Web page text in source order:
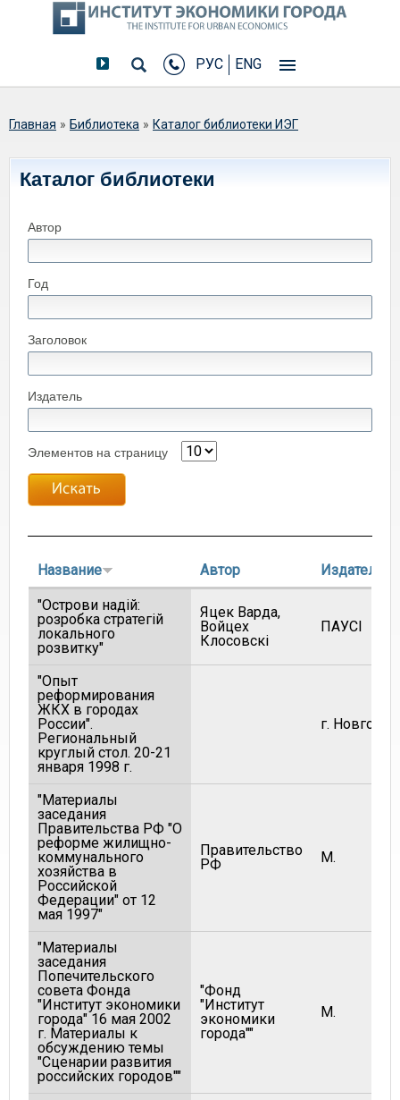
РУС ENG
Вы здесь
Главная » Библиотека » Каталог библиотеки ИЭГ
Каталог библиотеки
Автор
Год
Заголовок
Издатель
Элементов на страницу
Название Автор Издатель
"Острови надiй:
розробка стратегiй
локального
розвитку"
Яцек Варда,
Войцeх
Клосовскi
ПАУСI
"Опыт
реформирования
ЖКХ в городах
России".
Региональный
круглый стол. 20-21
января 1998 г.
г. Новгород
"Материалы
заседания
Правительства РФ "О
реформе жилищно-
коммунального
хозяйства в
Российской
Федерации" от 12
мая 1997"
Правительство
РФ
М.
"Материалы
заседания
Попечительского
совета Фонда
"Институт экономики
города" 16 мая 2002
г. Материалы к
обсуждению темы
"Сценарии развития
российских городов""
"Фонд
"Институт
экономики
города""
М.